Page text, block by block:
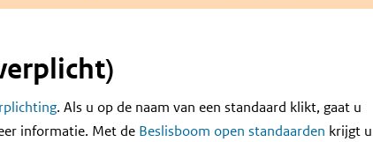
. Als u op de naam van een standaard klikt, gaat u
informatie. Met de Beslisboom open standaarden krijgt u